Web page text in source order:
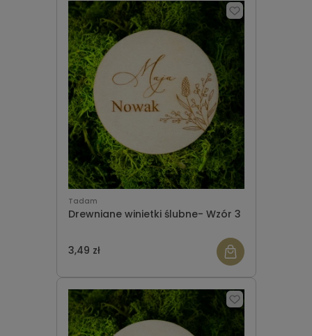
Tadam
Drewniane winietki ślubne- Wzór 3
3,49 zł